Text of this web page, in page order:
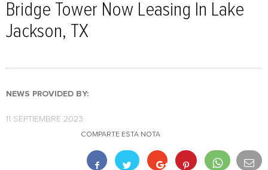
Bridge Tower Now Leasing In Lake
Jackson, TX
NEWS PROVIDED BY:
11 SEPTIEMBRE 2023
COMPARTE ESTA NOTA